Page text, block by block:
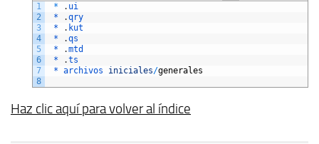
1
2
3
4
5
6
7
8
* . ui
*
.qry
*
. kut
*
.qs
*
.mtd
*
.ts
* archivos iniciales/generales
Haz clic aquí para volver al índice